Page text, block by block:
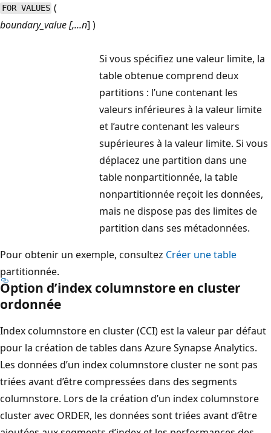
FOR VALUES (
boundary_value [,...n] )
Si vous spécifiez une valeur limite, la
table obtenue comprend deux
partitions : l’une contenant les
valeurs inférieures à la valeur limite
et l’autre contenant les valeurs
supérieures à la valeur limite. Si vous
déplacez une partition dans une
table nonpartitionnée, la table
nonpartitionnée reçoit les données,
mais ne dispose pas des limites de
partition dans ses métadonnées.
Pour obtenir un exemple, consultez Créer une table
partitionnée.
Option d’index columnstore en cluster
ordonnée
Index columnstore en cluster (CCI) est la valeur par défaut
pour la création de tables dans Azure Synapse Analytics.
Les données d’un index columnstore cluster ne sont pas
triées avant d’être compressées dans des segments
columnstore. Lors de la création d’un index columnstore
cluster avec ORDER, les données sont triées avant d’être